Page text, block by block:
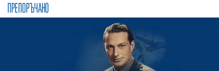
ПРЕПОРЪЧАНО